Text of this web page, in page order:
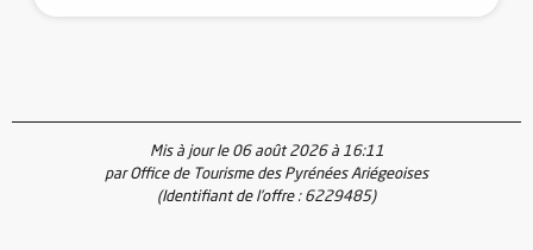
Mis à jour le 06 août 2026 à 16:11
par Office de Tourisme des Pyrénées Ariégeoises
(Identifiant de l'offre : 6229485)